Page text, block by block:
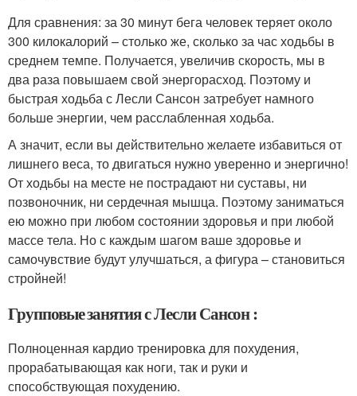
Для сравнения: за 30 минут бега человек теряет около
300 килокалорий – столько же, сколько за час ходьбы в
среднем темпе. Получается, увеличив скорость, мы в
два раза повышаем свой энергорасход. Поэтому и
быстрая ходьба с Лесли Сансон затребует намного
больше энергии, чем расслабленная ходьба.
А значит, если вы действительно желаете избавиться от
лишнего веса, то двигаться нужно уверенно и энергично!
От ходьбы на месте не пострадают ни суставы, ни
позвоночник, ни сердечная мышца. Поэтому заниматься
ею можно при любом состоянии здоровья и при любой
массе тела. Но с каждым шагом ваше здоровье и
самочувствие будут улучшаться, а фигура – становиться
стройней!
Групповые занятия с Лесли Сансон :
Полноценная кардио тренировка для похудения,
прорабатывающая как ноги, так и руки и
способствующая похудению.